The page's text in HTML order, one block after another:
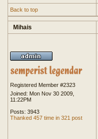
Back to top
Mihais
Registered Member #2323
Joined: Mon Nov 30 2009,
11:22PM
Posts: 3943
Thanked 457 time in 321 post